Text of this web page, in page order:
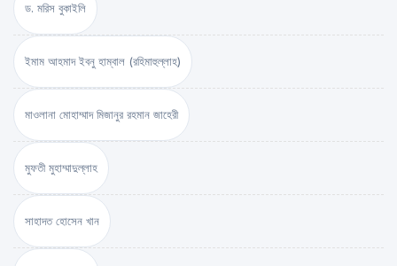
ড. মরিস বুকাইলি
ইমাম আহমাদ ইবনু হাম্বাল (রহিমাহুল্লাহ)
মাওলানা মোহাম্মাদ মিজানুর রহমান জাহেরী
মুফতী মুহাম্মাদুল্লাহ
সাহাদত হোসেন খান